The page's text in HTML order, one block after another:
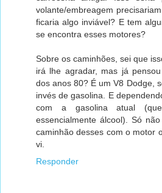
volante/embreagem
ficaria algo inviável? E tem
se encontra esses motores?
Sobre os caminhões, sei que
irá lhe agradar, mas já
dos anos 80? É um V8 Dodge,
invés de gasolina. E
com a gasolina atual
essencialmente álcool). Só
caminhão desses com o motor
vi.
Responder